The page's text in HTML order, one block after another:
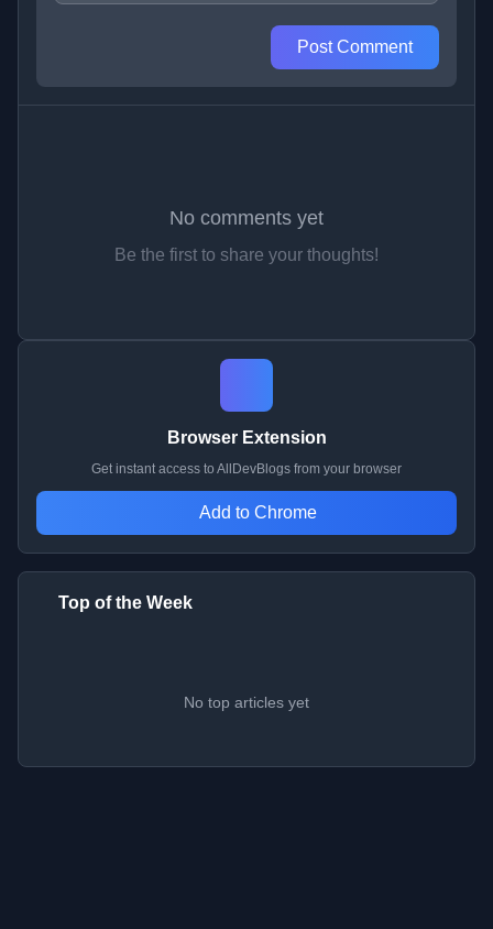
Post Comment
No comments yet
Be the first to share your thoughts!
Browser Extension
Get instant access to AllDevBlogs from your browser
Add to Chrome
Top of the Week
No top articles yet